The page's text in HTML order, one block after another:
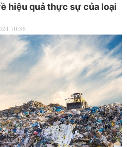
hiệu quả thực sự của loại
10:36